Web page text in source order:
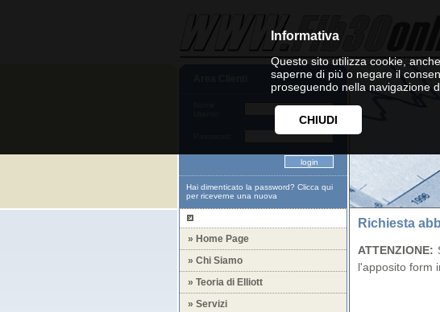
Informativa
Questo sito utilizza cookie,
saperne di più o negare il
proseguendo nella navigazione
CHIUDI
Hai dimenticato la password? Clicca qui
per riceverne una nuova
» Home Page
» Chi Siamo
» Teoria di Elliott
» Servizi
Richiesta
ATTENZIONE:
l'apposito form